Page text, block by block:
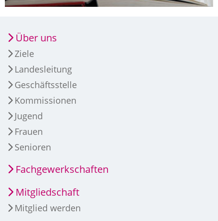
Über uns
Ziele
Landesleitung
Geschäftsstelle
Kommissionen
Jugend
Frauen
Senioren
Fachgewerkschaften
Mitgliedschaft
Mitglied werden